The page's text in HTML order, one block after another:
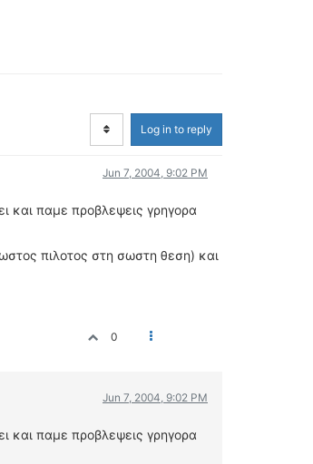
Log in to reply
Jun 7, 2004, 9:02 PM
και παμε προβλεψεις γρηγορα
πιλοτος στη σωστη θεση) και
0
Jun 7, 2004, 9:02 PM
και παμε προβλεψεις γρηγορα
ΟΔΟΙΠΟΡΙΚΑ
ΝΕΑ ΜΟΝΤΕΛΑ
CANDID CAMERA
ΕΙΔΗΣΕΙΣ